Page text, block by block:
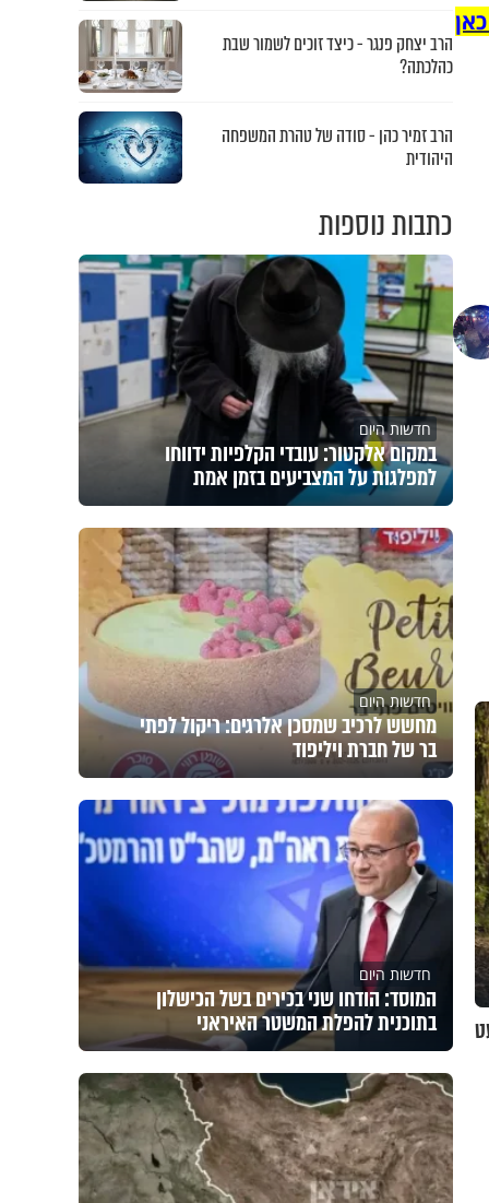
הרב יצחק פנגר - כיצד זוכים לשמור שבת
כהלכתה?
הרב זמיר כהן - סודה של טהרת המשפחה
היהודית
כתבות נוספות
חדשות היום
במקום אלקטור: עובדי הקלפיות ידווחו
למפלגות על המצביעים בזמן אמת
חדשות היום
מחשש לרכיב שמסכן אלרגים: ריקול לפתי
בר של חברת ויליפוד
חדשות היום
המוסד: הודחו שני בכירים בשל הכישלון
בתוכנית להפלת המשטר האיראני